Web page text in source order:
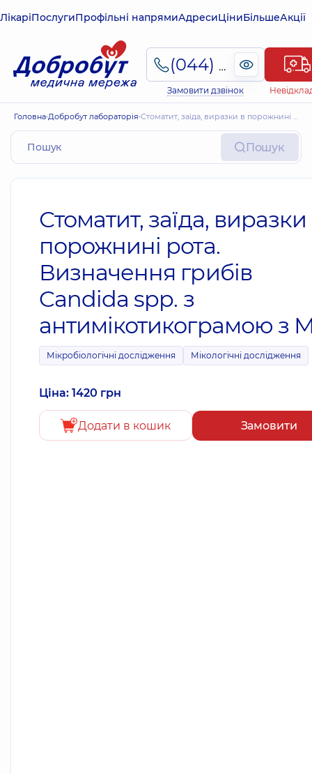
ЛікаріПослугиПрофільні напрямиАдресиЦіниБільшеАкції
(044) 495-2-888
Замовити дзвінок
Головна Добробут лабораторія Стоматит, заїда, виразки в порожнині рота. Визначення грибів Candida spp. з антимікотикограмою з МІС
Пошук
Стоматит, заїда, виразки
порожнині рота.
Визначення грибів
Candida spp. з
антимікотикограмою з
Мікробіологічні дослідження Мікологічні дослідження
Ціна: 1420 грн
Додати в кошик Замовити